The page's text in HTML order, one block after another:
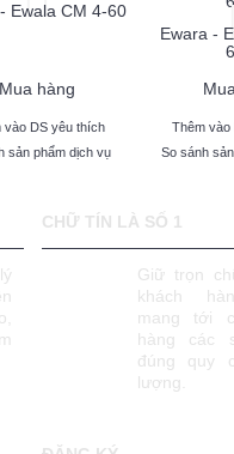
Ewala CM 4-60
Mua hàng
vào DS yêu thích
sản phẩm dịch vụ
Ewara -
Thêm vào
So sánh
CHỮ TÍN LÀ SỐ 1
Giữ trọn
khách
mang tới
hàng các
đúng quy
lượng.